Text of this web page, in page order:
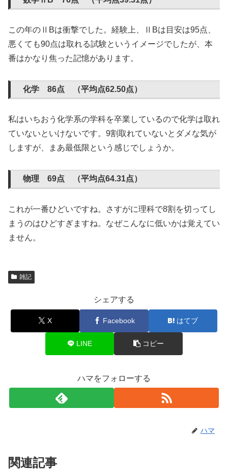
この年のⅡBは衝撃でした。経験上、ⅡBは目安は95点、
悪くても90点は取れる試験というイメージでしたが、本
番はかなり焦った記憶があります。
化学 86点 （平均点62.50点）
私はいちおう化学系の学科を卒業しているので化学は取れ
ていないといけないです。9割取れていないとダメな気が
しますが、まあ最低限という感じでしょうか。
物理 69点 （平均点64.31点）
これが一番ひどいですね。さすがに理科で8割を切ってし
まうのはひどすぎますね。なぜこんなに低いかは覚えてい
ません。
雑記
シェアする
X Facebook はてブ
LINE コピー
ハマをフォローする
ハマ
関連記事